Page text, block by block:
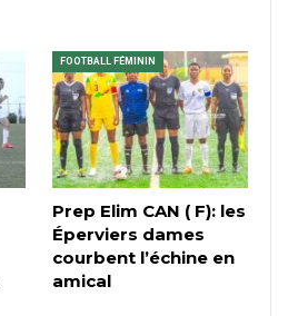
FOOTBALL FÉMININ
Prep Elim CAN ( F): les
Éperviers dames
courbent l’échine en
amical